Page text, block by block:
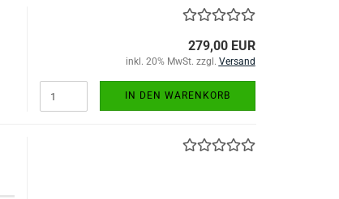
279,00 EUR
inkl. 20% MwSt. zzgl. Versand
IN DEN WARENKORB